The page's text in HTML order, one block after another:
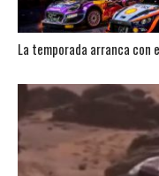
La temporada arranca con